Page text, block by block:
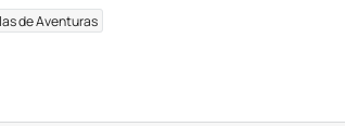
de Aventuras